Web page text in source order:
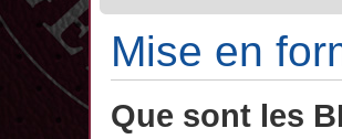
Mise en
Que sont les